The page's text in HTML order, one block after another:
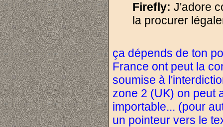
Firefly: J'adore
la procurer
ça dépends de ton
France ont peut la
soumise à
zone 2 (UK) on peut
importable... (pour
un pointeur vers le